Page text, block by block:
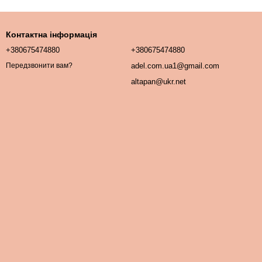
Контактна інформація
+380675474880
Передзвонити вам?
+380675474880
adel.com.ua1@gmail.com
altapan@ukr.net